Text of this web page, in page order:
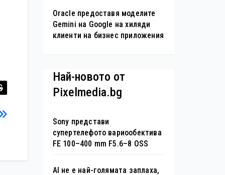
Oracle предоставя моделите
Gemini на Google на хиляди
клиенти на бизнес приложения
Най-новото от
Pixelmedia.bg
Sony представи
супертелефото вариообектива
FE 100–400 mm F5.6–8 OSS
AI не е най-голямата заплаха,